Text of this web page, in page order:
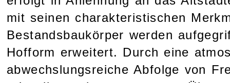
mit seinen charakteristischen
Bestandsbaukörper werden
Hofform erweitert. Durch eine
abwechslungsreiche Abfolge von